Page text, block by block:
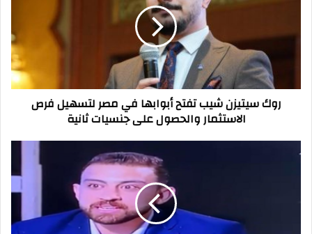
لتسهيل
فرص
الاستثمارروك سيتيزن شيب تفتح أبوابها في مصر لتسهيل فرص
الاستثمار والحصول على جنسيات ثانية